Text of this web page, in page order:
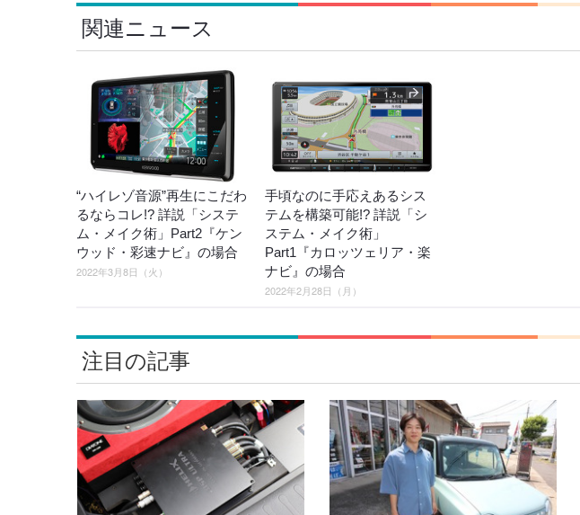
関連ニュース
“ハイレゾ音源”再生にこだわ
るならコレ!? 詳説「システ
ム・メイク術」Part2『ケン
ウッド・彩速ナビ』の場合
2022年3月8日（火）
手頃なのに手応えあるシス
テムを構築可能!? 詳説「シ
ステム・メイク術」
Part1『カロッツェリア・楽
ナビ』の場合
2022年2月28日（月）
注目の記事